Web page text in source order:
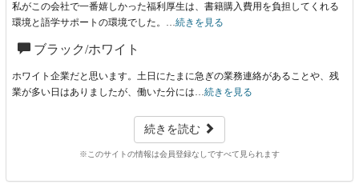
私がこの会社で一番嬉しかった福利厚生は、書籍購入費用を負担してくれる
環境と語学サポートの環境でした。…続きを見る
ブラック/ホワイト
ホワイト企業だと思います。土日にたまに急ぎの業務連絡があることや、残
業が多い日はありましたが、働いた分には…続きを見る
続きを読む
※このサイトの情報は会員登録なしですべて見られます